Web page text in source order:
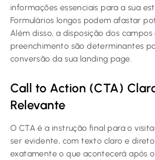
informações essenciais para a sua
Formulários longos podem afastar
Além disso, a disposição dos
preenchimento são determinantes
conversão da sua landing page.
Call to Action (CTA)
Relevante
O CTA é a instrução final para o
ser evidente, com texto claro e
exatamente o que acontecerá após